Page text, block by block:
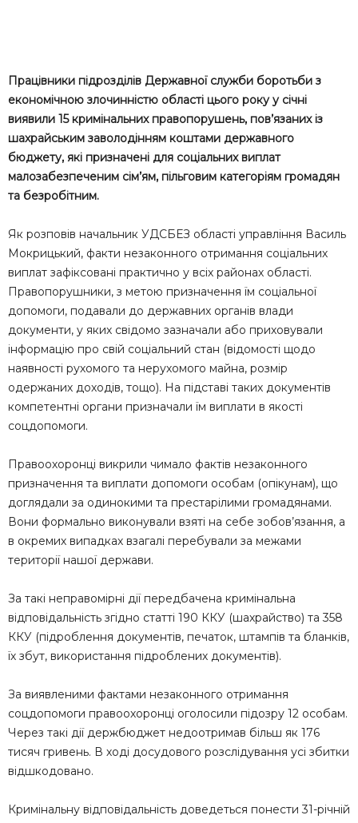
Працівники підрозділів Державної служби боротьби з
економічною злочинністю області цього року у січні
виявили 15 кримінальних правопорушень, пов’язаних із
шахрайським заволодінням коштами державного
бюджету, які призначені для соціальних виплат
малозабезпеченим сім’ям, пільговим категоріям громадян
та безробітним.
Як розповів начальник УДСБЕЗ області управління Василь
Мокрицький, факти незаконного отримання соціальних
виплат зафіксовані практично у всіх районах області.
Правопорушники, з метою призначення їм соціальної
допомоги, подавали до державних органів влади
документи, у яких свідомо зазначали або приховували
інформацію про свій соціальний стан (відомості щодо
наявності рухомого та нерухомого майна, розмір
одержаних доходів, тощо). На підставі таких документів
компетентні органи призначали їм виплати в якості
соцдопомоги.
Правоохоронці викрили чимало фактів незаконного
призначення та виплати допомоги особам (опікунам), що
доглядали за одинокими та престарілими громадянами.
Вони формально виконували взяті на себе зобов’язання, а
в окремих випадках взагалі перебували за межами
території нашої держави.
За такі неправомірні дії передбачена кримінальна
відповідальність згідно статті 190 ККУ (шахрайство) та 358
ККУ (підроблення документів, печаток, штампів та бланків,
їх збут, використання підроблених документів).
За виявленими фактами незаконного отримання
соцдопомоги правоохоронці оголосили підозру 12 особам.
Через такі дії держбюджет недоотримав більш як 176
тисяч гривень. В ході досудового розслідування усі збитки
відшкодовано.
Кримінальну відповідальність доведеться понести 31-річній